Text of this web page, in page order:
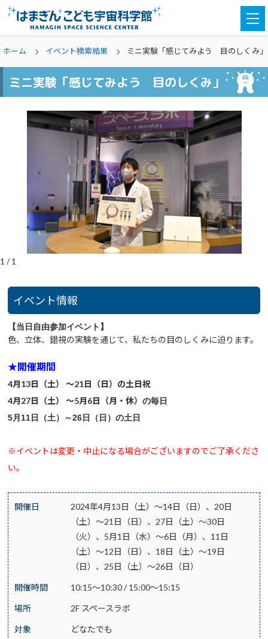
ホーム イベント検索結果 ミニ実験「感じてみよう 目のしくみ」
ミニ実験「感じてみよう 目のしくみ」
1 /1
イベント情報
【当日自由参加イベント】
色、立体、錯視の実験を通じて、私たちの目のしくみに迫ります。
★開催期間
4月13日（土） ～21日（日）の土日祝
4月27日（土） ～5月6日（月・休）の毎日
5月11日（土）～26日（日）の土日
※イベントは変更・中止になる場合がございますのでご了承くださ
い。
開催日
2024年4月13日（土）～14日（日）、20日
（土）～21日（日）、27日（土）～30日
（火）、5月1日（水）～6日（月）、11日
（土）～12日（日）、18日（土）～19日
（日）、25日（土）～26日（日）
開催時間 10:15～10:30 / 15:00～15:15
場所 2F スペースラボ
対象 どなたでも